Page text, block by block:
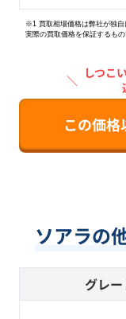
※1 買取相場価格は弊社が独自
実際の買取価格を保証するもの
＼ しつこ
この価格
ソアラの
グレー